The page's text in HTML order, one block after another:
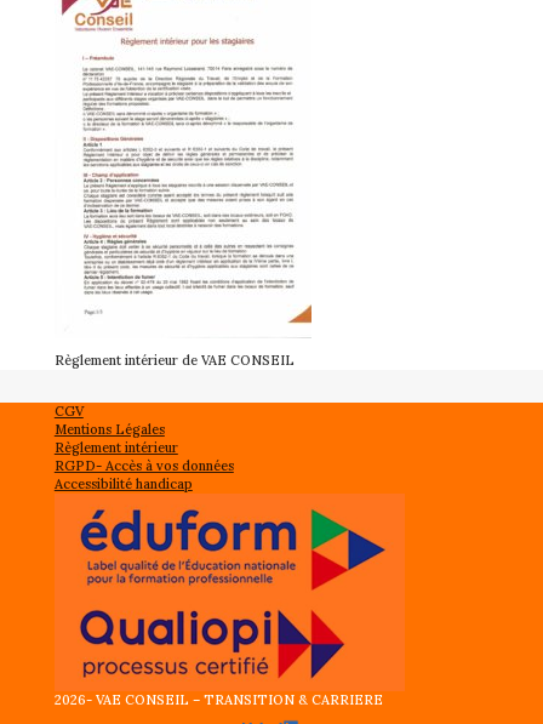
Règlement intérieur de VAE CONSEIL
CGV
Mentions Légales
Règlement intérieur
RGPD- Accès à vos données
Accessibilité handicap
2026- VAE CONSEIL – TRANSITION & CARRIERE